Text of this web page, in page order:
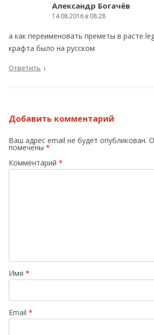
Александр Богачёв
14.08.2016 в 08:28
а как переименовать преметы в расте
крафта было на русском
Ответить ↓
Добавить комментарий
Ваш адрес email не будет опубликован.
помечены *
Комментарий *
Имя *
Email *